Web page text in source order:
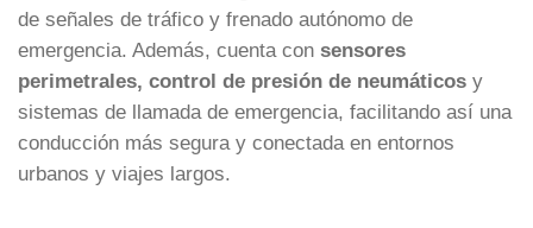
de señales de tráfico y frenado autónomo de
emergencia. Además, cuenta con sensores
perimetrales, control de presión de neumáticos y
sistemas de llamada de emergencia, facilitando así una
conducción más segura y conectada en entornos
urbanos y viajes largos.